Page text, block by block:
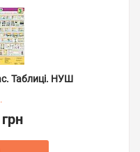
Таблиці. НУШ